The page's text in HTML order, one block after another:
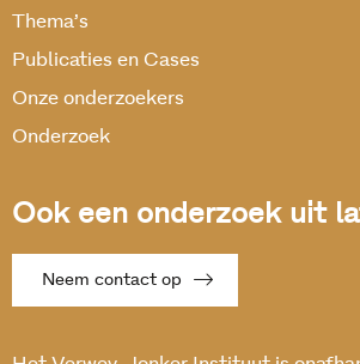
Thema’s
Publicaties en Cases
Onze onderzoekers
Onderzoek
Ook een onderzoek uit
Neem contact op